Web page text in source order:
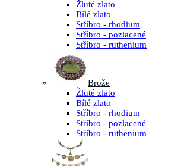
Žluté zlato
Bílé zlato
Stříbro - rhodium
Stříbro - pozlacené
Stříbro - ruthenium
Brože
Žluté zlato
Bílé zlato
Stříbro - rhodium
Stříbro - pozlacené
Stříbro - ruthenium